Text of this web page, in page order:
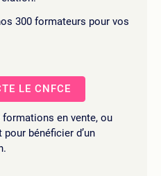
300 formateurs pour vos
LE CNFCE
en vente, ou
bénéficier d’un